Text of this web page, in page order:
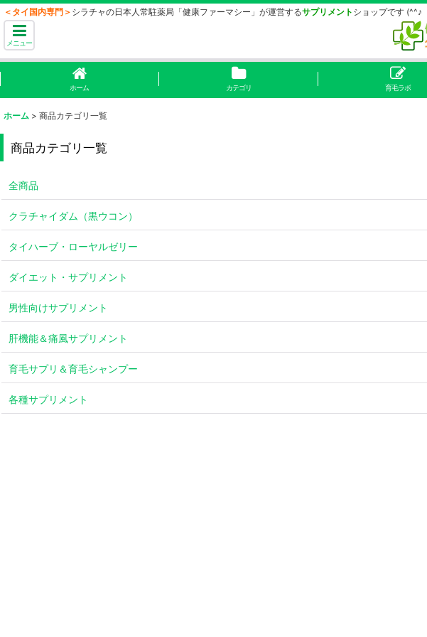
＜タイ国内専門＞ シラチャの日本人常駐薬局「健康ファーマシー」が運営するサプリメント ショップです (^^♪
メニュー
ホーム カテゴリ 育毛ラボ
ホーム > 商品カテゴリ一覧
商品カテゴリ一覧
全商品
クラチャイダム（黒ウコン）
タイハーブ・ローヤルゼリー
ダイエット・サプリメント
男性向けサプリメント
肝機能＆痛風サプリメント
育毛サプリ＆育毛シャンプー
各種サプリメント